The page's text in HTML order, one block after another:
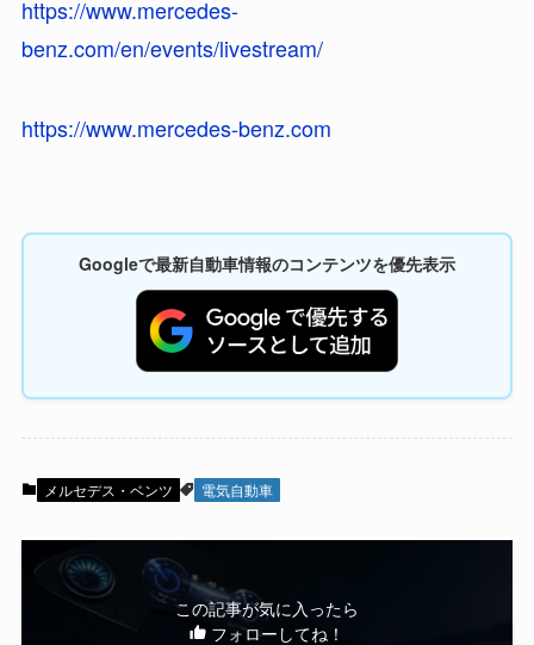
https://www.mercedes-
benz.com/en/events/livestream/
https://www.mercedes-benz.com
Googleで最新自動車情報のコンテンツを優先表示
メルセデス・ベンツ 電気自動車
この記事が気に入ったら
フォローしてね！